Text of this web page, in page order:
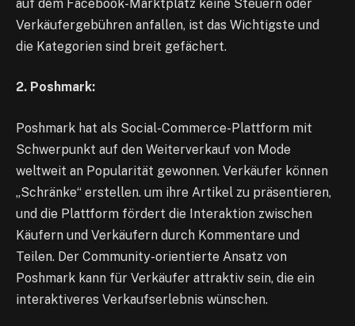
auf dem Facebook-Marktplatz keine Steuern oder
Verkäufergebühren anfallen, ist das Wichtigste und
die Kategorien sind breit gefächert.
2. Poshmark:
Poshmark hat als Social-Commerce-Plattform mit
Schwerpunkt auf den Weiterverkauf von Mode
weltweit an Popularität gewonnen. Verkäufer können
„Schränke“ erstellen. um ihre Artikel zu präsentieren,
und die Plattform fördert die Interaktion zwischen
Käufern und Verkäufern durch Kommentare und
Teilen. Der Community-orientierte Ansatz von
Poshmark kann für Verkäufer attraktiv sein, die ein
interaktiveres Verkaufserlebnis wünschen.